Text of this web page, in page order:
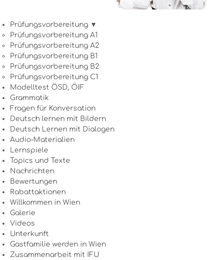
Prüfungsvorbereitung ▼
Prüfungsvorbereitung A1
Prüfungsvorbereitung A2
Prüfungsvorbereitung B1
Prüfungsvorbereitung B2
Prüfungsvorbereitung C1
Modelltest ÖSD, ÖIF
Grammatik
Fragen für Konversation
Deutsch lernen mit Bildern
Deutsch Lernen mit Dialogen
Audio-Materialien
Lernspiele
Topics und Texte
Nachrichten
Bewertungen
Rabattaktionen
Willkommen in Wien
Galerie
Videos
Unterkunft
Gastfamilie werden in Wien
Zusammenarbeit mit IFU